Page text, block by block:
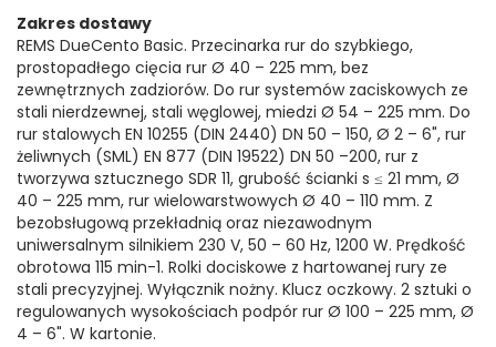
Zakres dostawy
REMS DueCento Basic. Przecinarka rur do szybkiego,
prostopadłego cięcia rur Ø 40 – 225 mm, bez
zewnętrznych zadziorów. Do rur systemów zaciskowych ze
stali nierdzewnej, stali węglowej, miedzi Ø 54 – 225 mm. Do
rur stalowych EN 10255 (DIN 2440) DN 50 – 150, Ø 2 – 6", rur
żeliwnych (SML) EN 877 (DIN 19522) DN 50 –200, rur z
tworzywa sztucznego SDR 11, grubość ścianki s ≤ 21 mm, Ø
40 – 225 mm, rur wielowarstwowych Ø 40 – 110 mm. Z
bezobsługową przekładnią oraz niezawodnym
uniwersalnym silnikiem 230 V, 50 – 60 Hz, 1200 W. Prędkość
obrotowa 115 min-1. Rolki dociskowe z hartowanej rury ze
stali precyzyjnej. Wyłącznik nożny. Klucz oczkowy. 2 sztuki o
regulowanych wysokościach podpór rur Ø 100 – 225 mm, Ø
4 – 6". W kartonie.